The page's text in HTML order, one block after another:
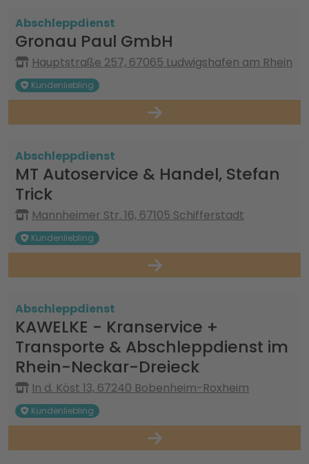
Abschleppdienst
Gronau Paul GmbH
Hauptstraße 257, 67065 Ludwigshafen am Rhein
Kundenliebling
Abschleppdienst
MT Autoservice & Handel, Stefan
Trick
Mannheimer Str. 16, 67105 Schifferstadt
Kundenliebling
Abschleppdienst
KAWELKE - Kranservice +
Transporte & Abschleppdienst im
Rhein-Neckar-Dreieck
In d. Köst 13, 67240 Bobenheim-Roxheim
Kundenliebling